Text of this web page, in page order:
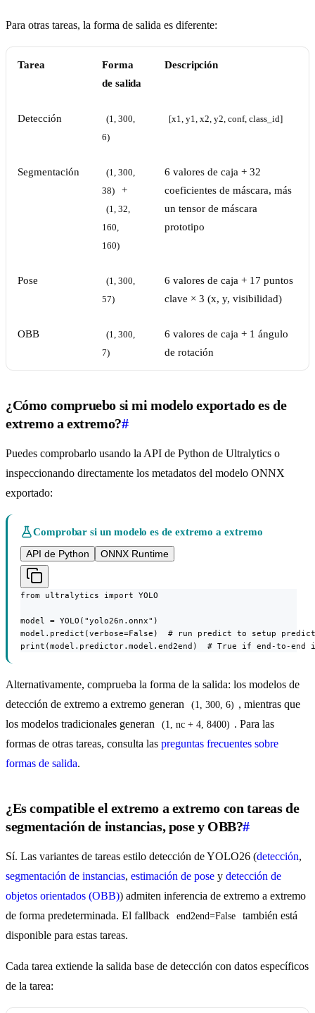
Para otras tareas, la forma de salida es diferente:
Tarea
Forma
de salida
Descripción
Detección
(1, 300,
6)
[x1, y1, x2, y2, conf, class_id]
Segmentación
(1, 300,
38)
+
(1, 32,
160,
160)
6 valores de caja + 32
coeficientes de máscara, más
un tensor de máscara
prototipo
Pose
(1, 300,
57)
6 valores de caja + 17 puntos
clave × 3 (x, y, visibilidad)
OBB
(1, 300,
7)
6 valores de caja + 1 ángulo
de rotación
¿Cómo compruebo si mi modelo exportado es de
extremo a extremo?#
Puedes comprobarlo usando la API de Python de Ultralytics o
inspeccionando directamente los metadatos del modelo ONNX
exportado:
Comprobar si un modelo es de extremo a extremo
API de Python
ONNX Runtime
from ultralytics import YOLO
model = YOLO("yolo26n.onnx")
model.predict(verbose=False)  # run predict to setup
print(model.predictor.model.end2end)  # True if end-to-end
Alternativamente, comprueba la forma de la salida: los modelos de
detección de extremo a extremo generan
(1, 300, 6) , mientras que
los modelos tradicionales generan
(1, nc + 4, 8400) . Para las
formas de otras tareas, consulta las preguntas frecuentes sobre
formas de salida.
¿Es compatible el extremo a extremo con tareas de
segmentación de instancias, pose y OBB?#
Sí. Las variantes de tareas estilo detección de YOLO26 (detección,
segmentación de instancias, estimación de pose y detección de
objetos orientados (OBB)) admiten inferencia de extremo a extremo
de forma predeterminada. El fallback
end2end=False
también está
disponible para estas tareas.
Cada tarea extiende la salida base de detección con datos específicos
de la tarea: